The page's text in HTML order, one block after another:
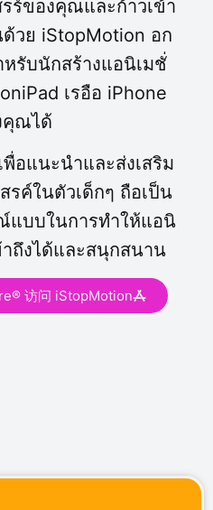
ร์ของคุณและก้าวเข้า
วย iStopMotion อก
รับนักสร้างแอนิเมชั่
เรอือ iPhone
คุณได้
อแนะนำและส่งเสริม
รค์ในตัวเด็กๆ ถือเป็น
บบในการทำให้แอนิ
ถึงได้และสนุกสนาน
访问 iStopMotion